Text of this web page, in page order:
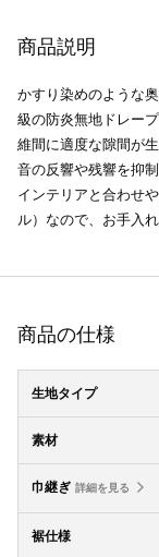
商品説明
かすり染めのような
級の防炎無地ドレー
維間に適度な隙間が
音の反響や残響を抑
インテリアと合わせ
ル）なので、お手入
商品の仕様
生地タイプ
素材
巾継ぎ 詳細を見る
裾仕様